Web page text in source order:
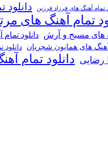
تمام آهنگ های فرزاد فرزین دانلود
تمام آهنگ های
های مسیح و آرش دانلود
آهنگ های همایون شجریان دانلود
رضایی دانلود تمام